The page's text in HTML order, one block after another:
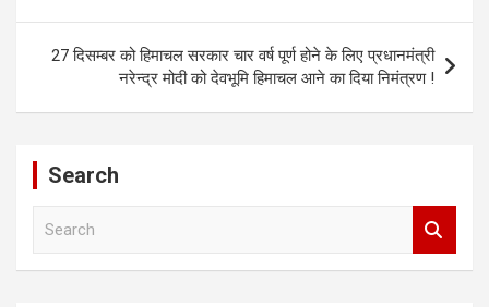
27 दिसम्बर को हिमाचल सरकार चार वर्ष पूर्ण होने के लिए प्रधानमंत्री
नरेन्द्र मोदी को देवभूमि हिमाचल आने का दिया निमंत्रण !
Search